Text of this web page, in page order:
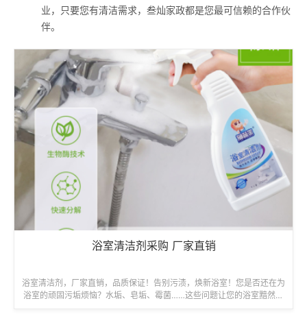
业，只要您有清洁需求，叁灿家政都是您最可信赖的合作伙
伴。
浴室清洁剂采购 厂家直销
浴室清洁剂，厂家直销，品质保证！告别污渍，焕新浴室！您是否还在为
浴室的顽固污垢烦恼？水垢、皂垢、霉菌……这些问题让您的浴室黯然失